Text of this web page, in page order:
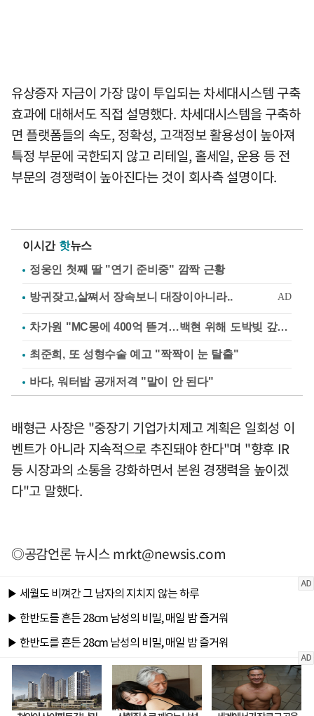
유상증자 자금이 가장 많이 투입되는 차세대시스템 구축
효과에 대해서도 직접 설명했다. 차세대시스템을 구축하
면 플랫폼들의 속도, 정확성, 고객정보 활용성이 높아져
특정 부문에 국한되지 않고 리테일, 홀세일, 운용 등 전
부문의 경쟁력이 높아진다는 것이 회사측 설명이다.
이시간 핫뉴스
정웅인 첫째 딸 "연기 준비중" 깜짝 근황
차가원 "MC몽에 400억 뜯겨…백현 위해 도박빚 갚아줘"
최준희, 또 성형수술 예고 "짝짝이 눈 탈출"
바다, 워터밤 공개저격 "말이 안 된다"
배형근 사장은 "중장기 기업가치제고 계획은 일회성 이
벤트가 아니라 지속적으로 추진돼야 한다"며 "향후 IR
등 시장과의 소통을 강화하면서 본원 경쟁력을 높이겠
다"고 말했다.
◎공감언론 뉴시스mrkt@newsis.com